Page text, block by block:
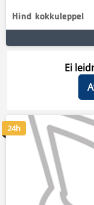
Hind kokkuleppel
Ei
24h